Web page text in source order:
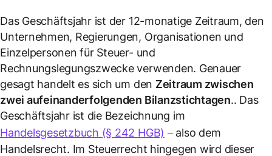
Das Geschäftsjahr ist der 12-monatige Zeitraum, den
Unternehmen, Regierungen, Organisationen und
Einzelpersonen für Steuer- und
Rechnungslegungszwecke verwenden. Genauer
gesagt handelt es sich um den Zeitraum zwischen
zwei aufeinanderfolgenden Bilanzstichtagen.. Das
Geschäftsjahr ist die Bezeichnung im
Handelsgesetzbuch (§ 242 HGB) – also dem
Handelsrecht. Im Steuerrecht hingegen wird dieser